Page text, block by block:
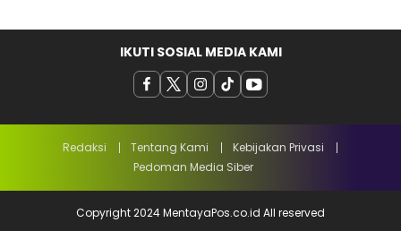
IKUTI SOSIAL MEDIA KAMI
Redaksi Tentang Kami
Kebijakan Privasi
Pedoman Media Siber
Copyright 2024 MentayaPos.co.id All reserved